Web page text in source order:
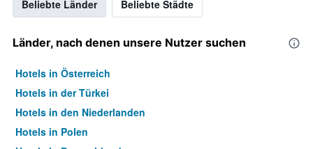
Beliebte Länder Beliebte Städte
Länder, nach denen unsere Nutzer suchen
Hotels in Österreich
Hotels in der Türkei
Hotels in den Niederlanden
Hotels in Polen